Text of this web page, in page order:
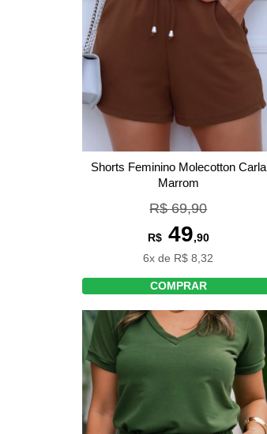
Shorts Feminino Molecotton Carla
Marrom
R$ 69,90
R$49,90
6x de R$ 8,32
COMPRAR